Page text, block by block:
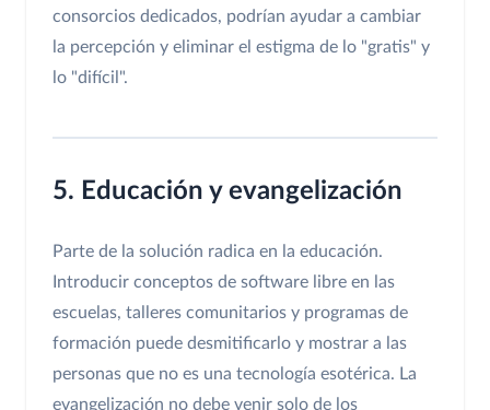
consorcios dedicados, podrían ayudar a cambiar
la percepción y eliminar el estigma de lo "gratis" y
lo "difícil".
5. Educación y evangelización
Parte de la solución radica en la educación.
Introducir conceptos de software libre en las
escuelas, talleres comunitarios y programas de
formación puede desmitificarlo y mostrar a las
personas que no es una tecnología esotérica. La
evangelización no debe venir solo de los